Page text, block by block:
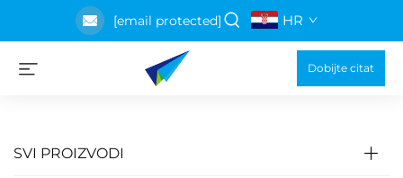
[email protected] HR
Dobijte citat
SVI PROIZVODI